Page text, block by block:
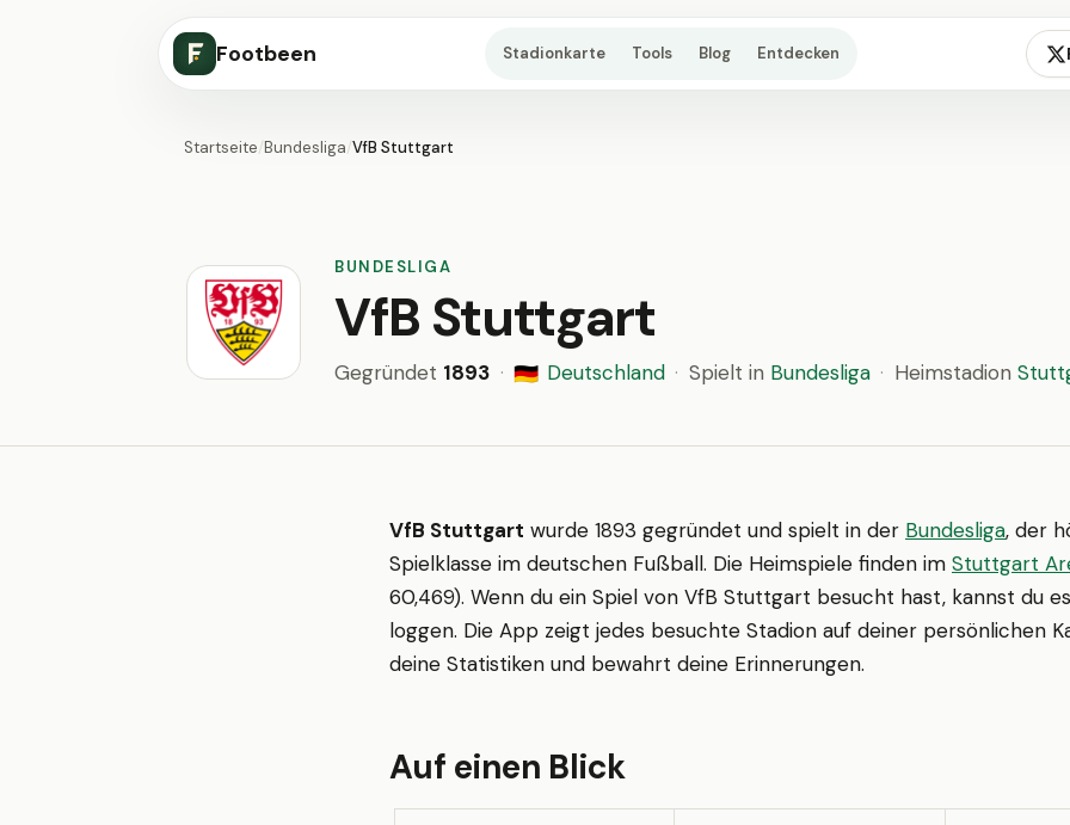
Footbeen Stadionkarte Tools Blog Entdecken
Startseite/Bundesliga/VfB Stuttgart
BUNDESLIGA
VfB Stuttgart
Gegründet 1893 · 🇩🇪 Deutschland · Spielt in Bundesliga · Heimstadion
VfB Stuttgart wurde 1893 gegründet und spielt in der Bundesliga, der
Spielklasse im deutschen Fußball. Die Heimspiele finden im Stuttgart
60,469). Wenn du ein Spiel von VfB Stuttgart besucht hast, kannst du
loggen. Die App zeigt jedes besuchte Stadion auf deiner persönlichen
deine Statistiken und bewahrt deine Erinnerungen.
Auf einen Blick